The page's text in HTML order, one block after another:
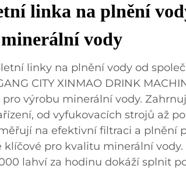
linka na plnění
vody
linky na plnění vody od
CITY XINMAO DRINK
výrobu minerální vody.
od vyfukovacích strojů až
na efektivní filtraci a plnění
klíčové pro kvalitu minerální vody.
lahví za hodinu dokáží splnit